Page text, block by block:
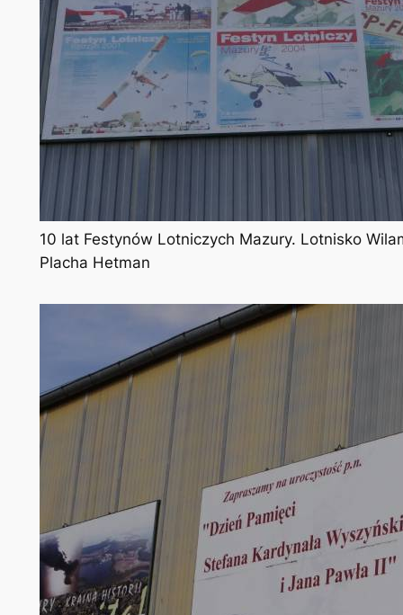
10 lat Festynów Lotniczych Mazury. Lotnisko
Placha Hetman